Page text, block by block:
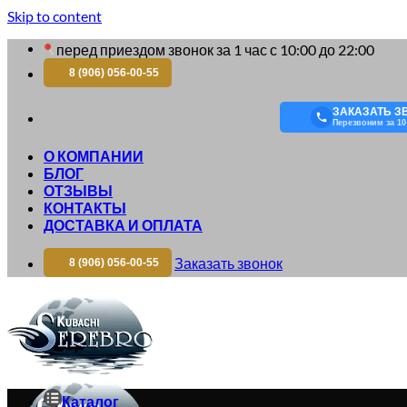
Skip to content
перед приездом звонок за 1 час с 10:00 до 22:00
8 (906) 056-00-55
ЗАКАЗАТЬ
Перезвоним за
О КОМПАНИИ
БЛОГ
ОТЗЫВЫ
КОНТАКТЫ
ДОСТАВКА И ОПЛАТА
8 (906) 056-00-55 Заказать звонок
Каталог